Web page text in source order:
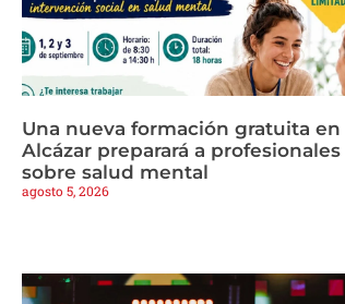
Una nueva formación gratuita en
Alcázar preparará a profesionales
sobre salud mental
agosto 5, 2026